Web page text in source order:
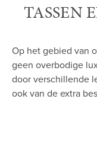
TASSEN
Op het gebied van
geen overbodige
door verschillende
ook van de extra